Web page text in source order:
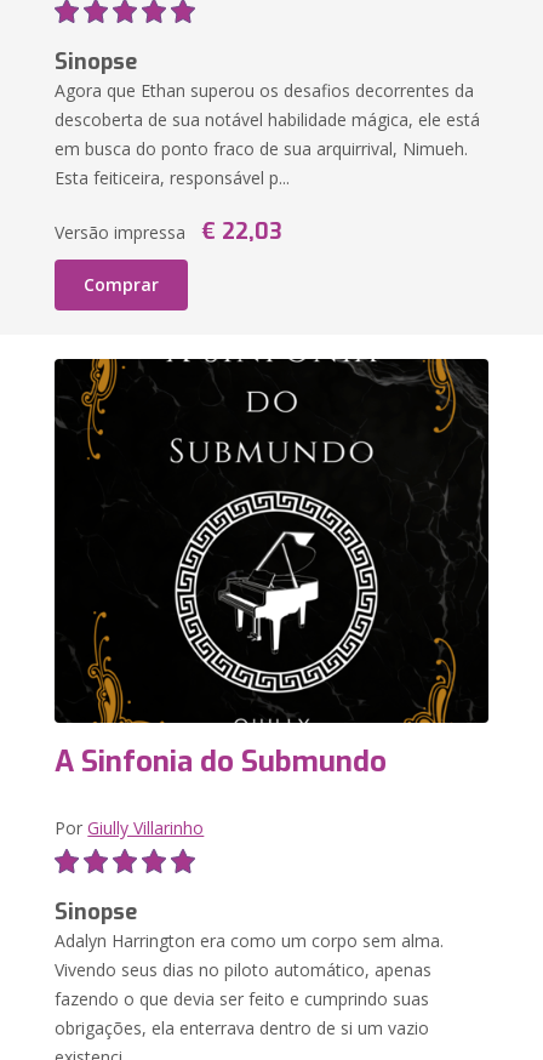
Sinopse
Agora que Ethan superou os desafios decorrentes da
descoberta de sua notável habilidade mágica, ele está
em busca do ponto fraco de sua arquirrival, Nimueh.
Esta feiticeira, responsável p...
Versão impressa € 22,03
Comprar
A Sinfonia do Submundo
PorGiully Villarinho
Sinopse
Adalyn Harrington era como um corpo sem alma.
Vivendo seus dias no piloto automático, apenas
fazendo o que devia ser feito e cumprindo suas
obrigações, ela enterrava dentro de si um vazio